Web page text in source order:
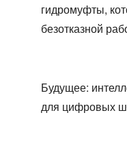
гидромуфты,
безотказной
Будущее:
для цифровых